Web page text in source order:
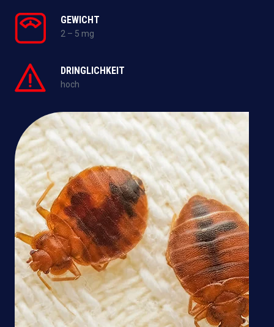
GEWICHT
2 – 5 mg
DRINGLICHKEIT
hoch